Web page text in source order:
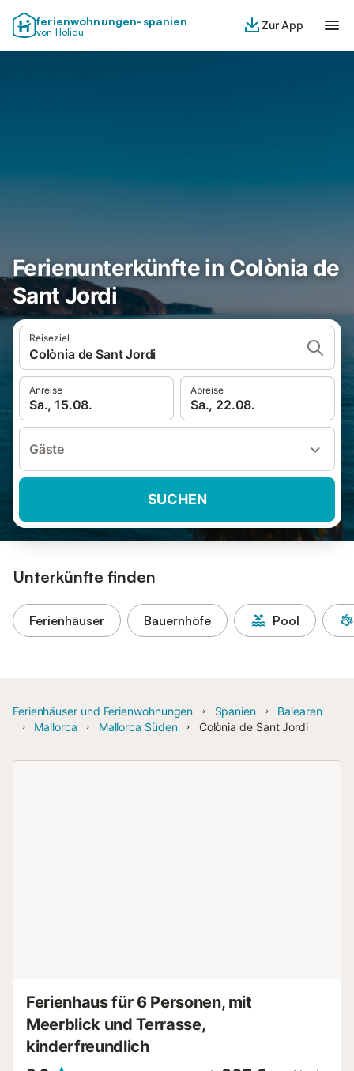
ferienwohnungen-spanien
von Holidu
Zur App
Ferienunterkünfte in Colònia de
Sant Jordi
Reiseziel
Colònia de Sant Jordi
Anreise
Sa., 15.08.
Abreise
Sa., 22.08.
Gäste
SUCHEN
Unterkünfte finden
Ferienhäuser Bauernhöfe Pool
Ferienhäuser und Ferienwohnungen Spanien
Balearen
Mallorca
Mallorca Süden Colònia de Sant Jordi
Ferienhaus für 6 Personen, mit
Meerblick und Terrasse,
kinderfreundlich